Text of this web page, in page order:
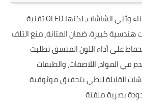
تقنية OLED المرنة فتحت إمكانية انحناء وثني الشاشات، لكنها
هندسية كبيرة. ضمان المتانة، منع التلف
على أداء اللون المتسق تطلبت
في المواد، اللاصقات، والطبقات
القابلة للطي بتحقيق موثوقية